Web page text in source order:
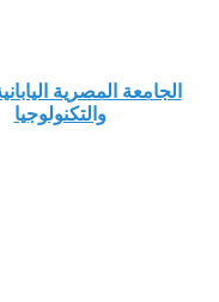
الجامعة المصرية
والتكنولوجيا